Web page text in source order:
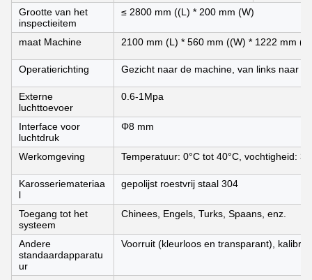
Grootte van het
inspectieitem
≤ 2800 mm ((L) * 200 mm (W)
maat Machine 2100 mm (L) * 560 mm ((W) * 1222 mm
Operatierichting Gezicht naar de machine, van links naar
Externe
luchttoevoer
0.6-1Mpa
Interface voor
luchtdruk
Φ8 mm
Werkomgeving Temperatuur: 0°C tot 40°C, vochtigheid:
Karosseriemateriaa
l
gepolijst roestvrij staal 304
Toegang tot het
systeem
Chinees, Engels, Turks, Spaans, enz.
Andere
standaardapparatu
ur
Voorruit (kleurloos en transparant),